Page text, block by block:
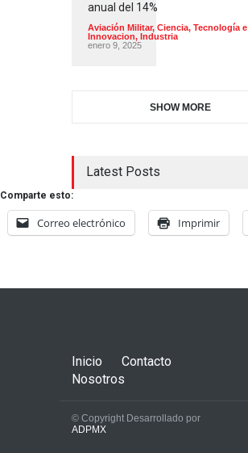
anual del 14%
Aviación Militar, Ciencia, Tecnología e
Innovacion, Industria
enero 9, 2025
SHOW MORE
Latest Posts
Comparte esto:
Correo electrónico Imprimir
Inicio
Contacto
Nosotros
© Copyright Desarrollado por
ADPMX